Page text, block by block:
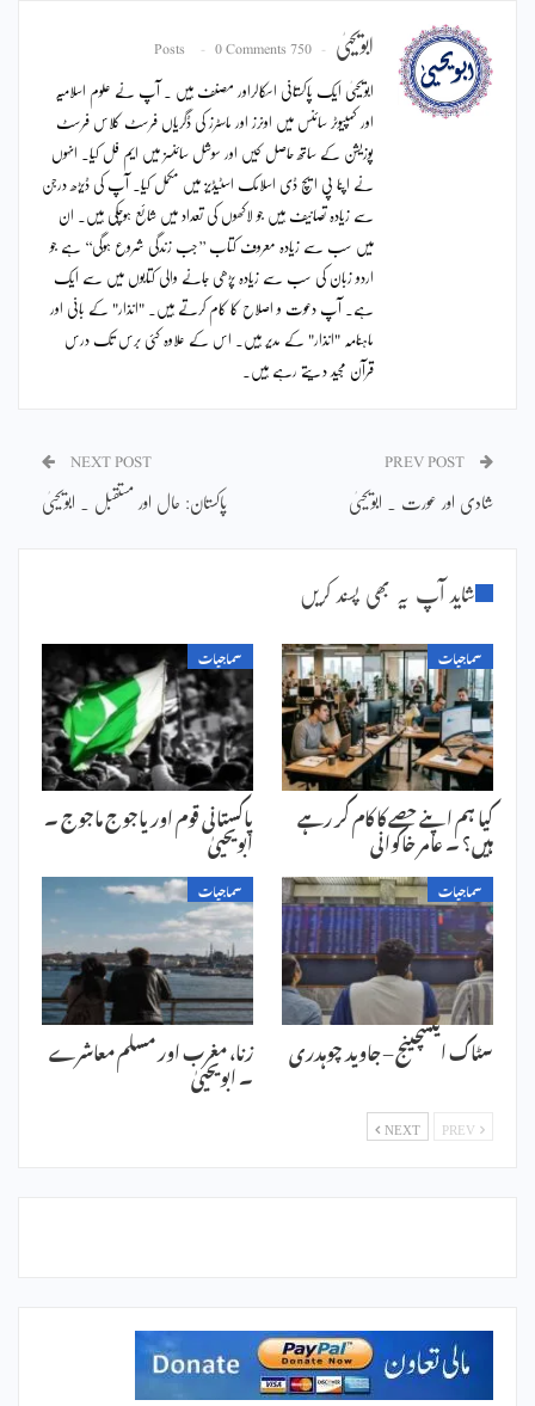
ابویحییٰ 750 Posts
0 Comments
ابویحییٰ ایک پاکستانی اسکالراور مصنف ہیں ۔ آپ نے علوم اسلامیہ
اور کمپیوٹر سائنس میں اونرز اور ماسٹرز کی ڈگریاں فرسٹ کلاس فرسٹ
پوزیشن کے ساتھ حاصل کیں اور سوشل سائنسز میں ایم فل کیا۔ انہوں
نے اپنا پی ایچ ڈی اسلامک اسٹیڈیز میں مکمل کیا۔ آپ کی ڈیڑھ درجن
سے زیادہ تصانیف ہیں جو لاکھوں کی تعداد میں شائع ہوچکی ہیں۔ ان
میں سب سے زیادہ معروف کتاب ’’جب زندگی شروع ہوگی‘‘ ہے جو
اردو زبان کی سب سے زیادہ پڑھی جانے والی کتابوں میں سے ایک
ہے۔ آپ دعوت و اصلاح کا کام کرتے ہیں۔ "انذار" کے بانی اور
ماہنامہ "انذار" کے مدیر ہیں۔ اس کے علاوہ کئی برس تک درس
قرآن مجید دیتے رہے ہیں۔
شادی اور عورت ۔ ابویحییٰ
NEXT POST
پاکستان: حال اور مستقبل ۔ ابویحییٰ
شاید آپ یہ بھی پسند کریں
سماجیات
کیا ہم اپنے حصے کا کام کر رہے
ہیں؟ ۔ عامر خاکوانی
سماجیات
پاکستانی قوم اور یاجوج ماجوج ۔
ابویحییٰ
سماجیات
سٹاک ایکسچینج – جاوید چوہدری
سماجیات
زنا، مغرب اور مسلم معاشرے
۔ ابویحییٰ
NEXT